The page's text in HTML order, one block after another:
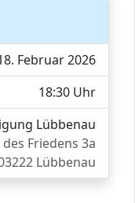
Februar 2026
18:30 Uhr
Lübbenau
Friedens 3a
Lübbenau